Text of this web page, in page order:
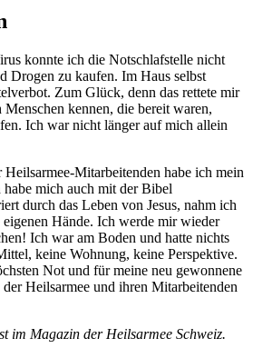
konnte ich die Notschlafstelle nicht
Drogen zu kaufen. Im Haus selbst
Zum Glück, denn das rettete mir
kennen, die bereit waren,
Ich war nicht länger auf mich allein
Mitarbeitenden habe ich mein
mich auch mit der Bibel
durch das Leben von Jesus, nahm ich
Hände. Ich werde mir wieder
Ich war am Boden und hatte nichts
keine Wohnung, keine Perspektive.
Not und für meine neu gewonnene
Heilsarmee und ihren Mitarbeitenden
im Magazin der Heilsarmee Schweiz.